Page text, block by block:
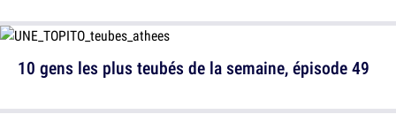
10 gens les plus teubés de la semaine, épisode 49